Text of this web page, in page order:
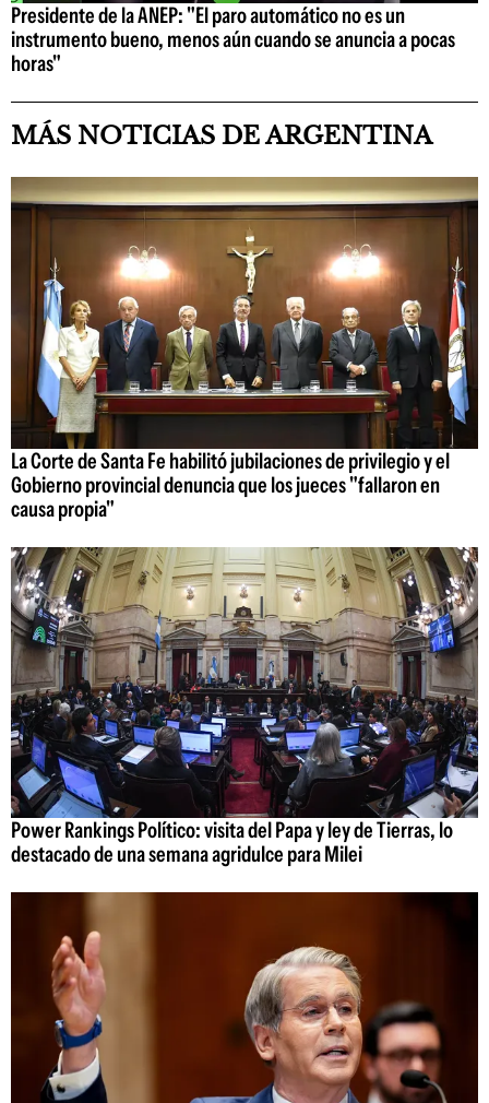
Presidente de la ANEP: "El paro automático no es un
instrumento bueno, menos aún cuando se anuncia a pocas
horas"
MÁS NOTICIAS DE ARGENTINA
La Corte de Santa Fe habilitó jubilaciones de privilegio y el
Gobierno provincial denuncia que los jueces "fallaron en
causa propia"
Power Rankings Político: visita del Papa y ley de Tierras, lo
destacado de una semana agridulce para Milei